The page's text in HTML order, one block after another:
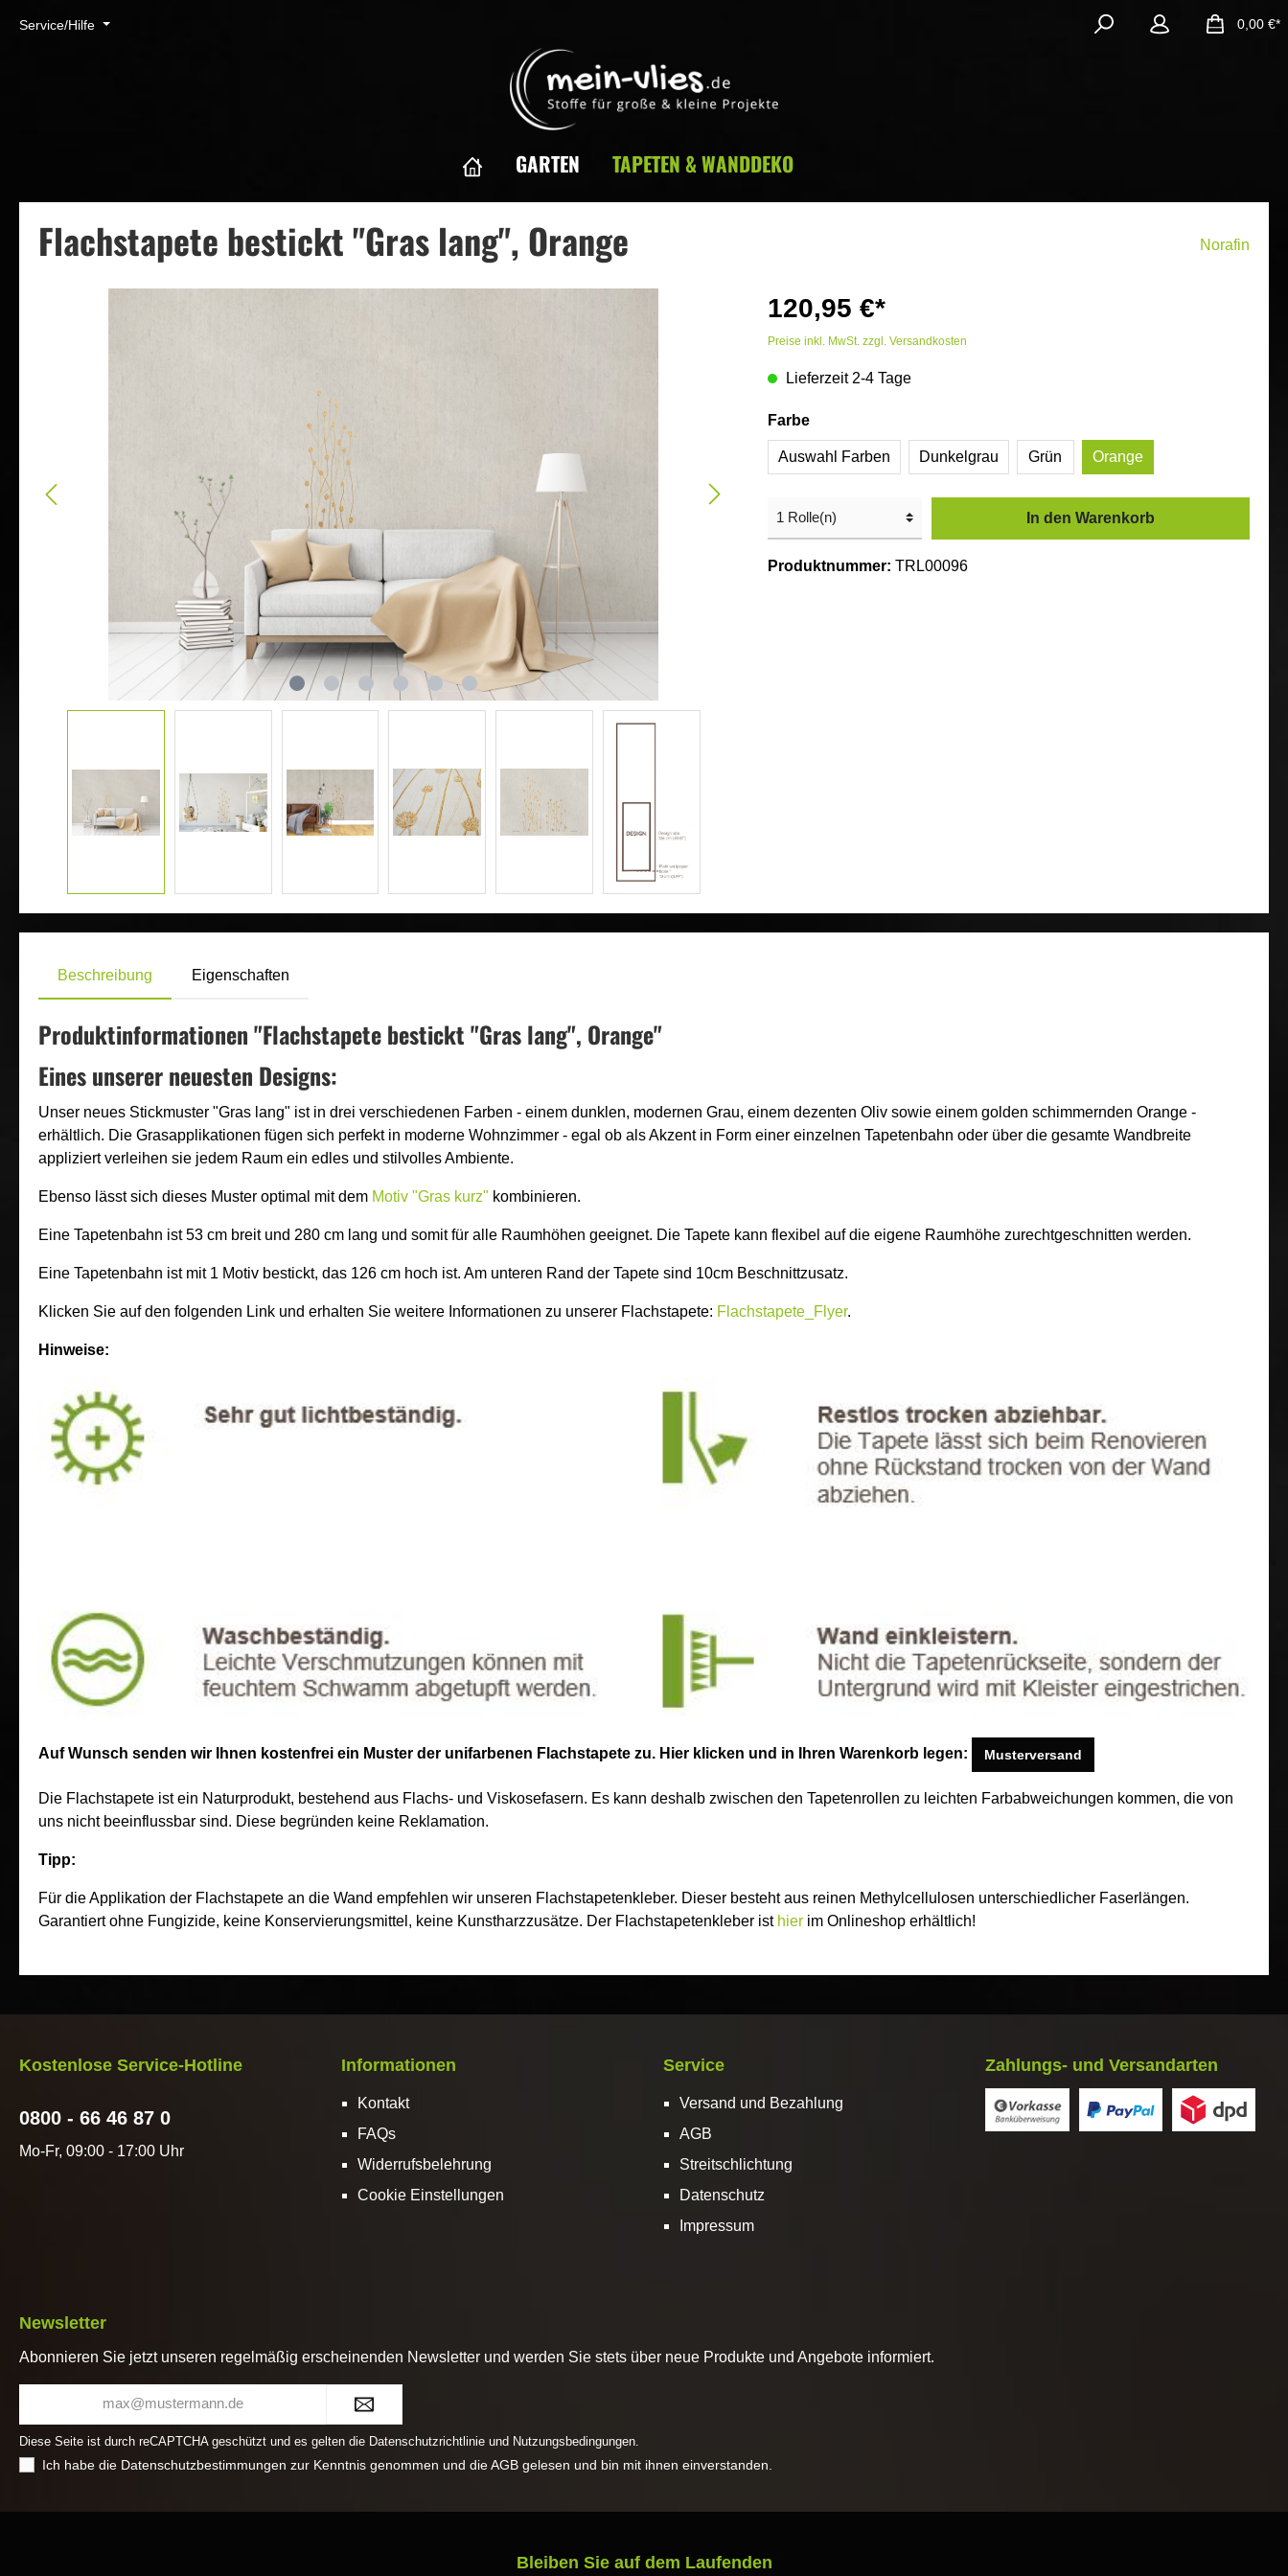
Service/Hilfe 0,00 €*
GARTEN TAPETEN & WANDDEKO
Zur Kategorie Tapeten & Wanddeko
Flachstapetenkleber Organoid® Naturtapete
Flachstapete bestickt "Gras lang", Orange Norafin
120,95 €*
Preise inkl. MwSt. zzgl. Versandkosten
Lieferzeit 2-4 Tage
Farbe
Auswahl Farben Dunkelgrau Grün Orange
In den Warenkorb
Produktnummer: TRL00096
Beschreibung Eigenschaften
Produktinformationen "Flachstapete bestickt "Gras lang", Orange"
Eines unserer neuesten Designs:
Unser neues Stickmuster "Gras lang" ist in drei verschiedenen Farben - einem dunklen, modernen Grau, einem dezenten Oliv sowie einem golden schimmernden Orange -
erhältlich. Die Grasapplikationen fügen sich perfekt in moderne Wohnzimmer - egal ob als Akzent in Form einer einzelnen Tapetenbahn oder über die gesamte Wandbreite
appliziert verleihen sie jedem Raum ein edles und stilvolles Ambiente.
Ebenso lässt sich dieses Muster optimal mit dem Motiv "Gras kurz" kombinieren.
Eine Tapetenbahn ist 53 cm breit und 280 cm lang und somit für alle Raumhöhen geeignet. Die Tapete kann flexibel auf die eigene Raumhöhe zurechtgeschnitten werden.
Eine Tapetenbahn ist mit 1 Motiv bestickt, das 126 cm hoch ist. Am unteren Rand der Tapete sind 10cm Beschnittzusatz.
Klicken Sie auf den folgenden Link und erhalten Sie weitere Informationen zu unserer Flachstapete: Flachstapete_Flyer.
Hinweise:
Auf Wunsch senden wir Ihnen kostenfrei ein Muster der unifarbenen Flachstapete zu. Hier klicken und in Ihren Warenkorb legen: Musterversand
Die Flachstapete ist ein Naturprodukt, bestehend aus Flachs- und Viskosefasern. Es kann deshalb zwischen den Tapetenrollen zu leichten Farbabweichungen kommen, die von
uns nicht beeinflussbar sind. Diese begründen keine Reklamation.
Tipp:
Für die Applikation der Flachstapete an die Wand empfehlen wir unseren Flachstapetenkleber. Dieser besteht aus reinen Methylcellulosen unterschiedlicher Faserlängen.
Garantiert ohne Fungizide, keine Konservierungsmittel, keine Kunstharzzusätze. Der Flachstapetenkleber ist hier im Onlineshop erhältlich!
Kostenlose Service-Hotline
0800 - 66 46 87 0
Mo-Fr, 09:00 - 17:00 Uhr
Informationen
Kontakt
FAQs
Widerrufsbelehrung
Cookie Einstellungen
Service
Versand und Bezahlung
AGB
Streitschlichtung
Datenschutz
Impressum
Zahlungs- und Versandarten
Newsletter
Abonnieren Sie jetzt unseren regelmäßig erscheinenden Newsletter und werden Sie stets über neue Produkte und Angebote informiert.
Adresse*
Diese Seite ist durch reCAPTCHA geschützt und es gelten die Datenschutzrichtlinie und Nutzungsbedingungen.
Ich habe die Datenschutzbestimmungen zur Kenntnis genommen und dieAGB gelesen und bin mit ihnen einverstanden.
Bleiben Sie auf dem Laufenden